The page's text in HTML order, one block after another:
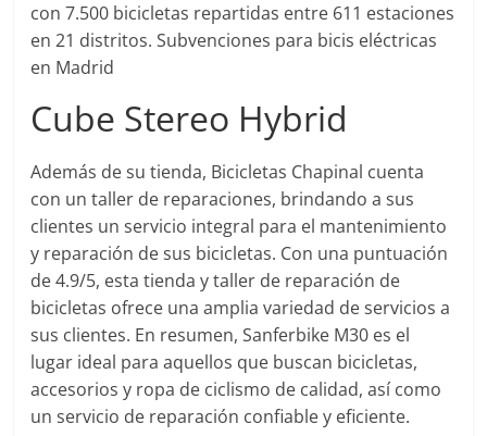
con 7.500 bicicletas repartidas entre 611 estaciones
en 21 distritos. Subvenciones para bicis eléctricas
en Madrid
Cube Stereo Hybrid
Además de su tienda, Bicicletas Chapinal cuenta
con un taller de reparaciones, brindando a sus
clientes un servicio integral para el mantenimiento
y reparación de sus bicicletas. Con una puntuación
de 4.9/5, esta tienda y taller de reparación de
bicicletas ofrece una amplia variedad de servicios a
sus clientes. En resumen, Sanferbike M30 es el
lugar ideal para aquellos que buscan bicicletas,
accesorios y ropa de ciclismo de calidad, así como
un servicio de reparación confiable y eficiente.